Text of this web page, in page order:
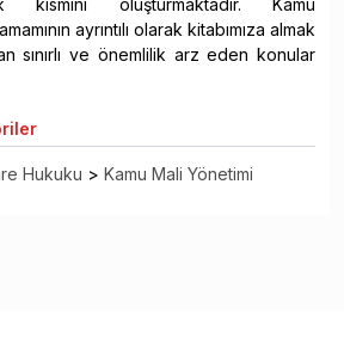
kısmını oluşturmaktadır. Kamu
ayrıntılı olarak kitabımıza almak
sınırlı ve önemlilik arz eden konular
Hukuku > Kamu Mali Yönetimi